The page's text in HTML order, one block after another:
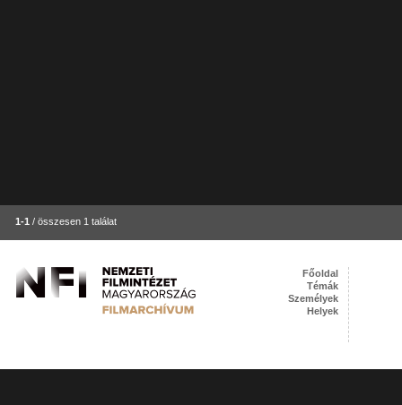
1-1 / összesen 1 találat
Főoldal
Témák
Személyek
Helyek